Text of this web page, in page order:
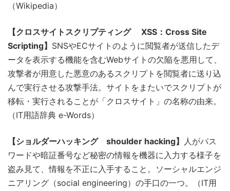
（Wikipedia）
【クロスサイトスクリプティング XSS：Cross Site
Scripting】 SNSやECサイトのように閲覧者が送信したデ
ータを表示する機能を含むWebサイトの欠陥を悪用して、
攻撃者が用意した悪意のあるスクリプトを閲覧者に送り込
んで実行させる攻撃手法。サイトをまたいでスクリプトが
移転・実行されることが「クロスサイト」の名称の由来。
（IT用語辞典 e-Words）
【ショルダーハッキング shoulder hacking】 人がパス
ワードや暗証番号など秘密の情報を機器に入力する様子を
盗み見て、情報を不正に入手すること。ソーシャルエンジ
ニアリング（social engineering）の手口の一つ。（IT用